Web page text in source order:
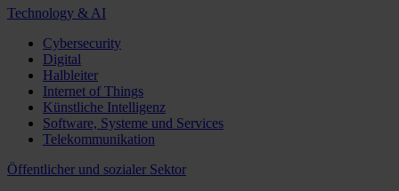
Technology & AI
Cybersecurity
Digital
Halbleiter
Internet of Things
Künstliche Intelligenz
Software, Systeme und Services
Telekommunikation
Öffentlicher und sozialer Sektor